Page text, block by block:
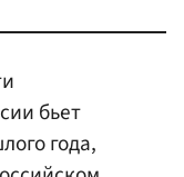
бьет
года,